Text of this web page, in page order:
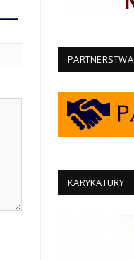
PARTNERSTWA
KARYKATURY